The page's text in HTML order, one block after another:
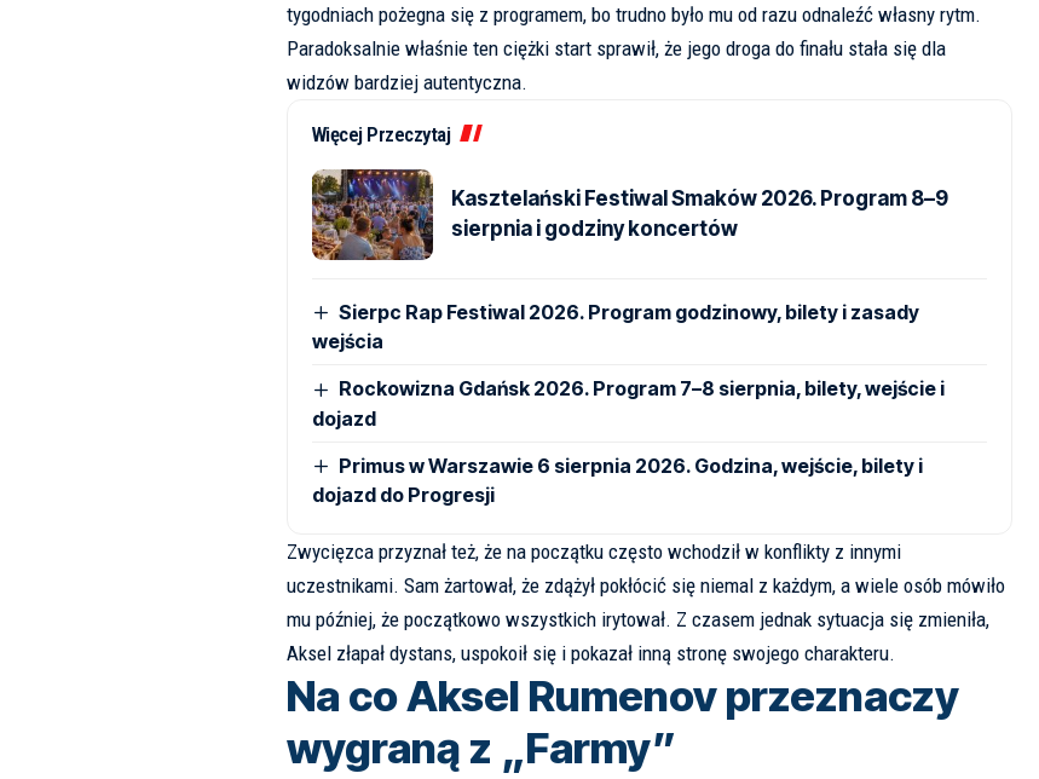
tygodniach pożegna się z programem, bo trudno było mu od razu odnaleźć własny rytm.
Paradoksalnie właśnie ten ciężki start sprawił, że jego droga do finału stała się dla
widzów bardziej autentyczna.
Więcej Przeczytaj
Kasztelański Festiwal Smaków 2026. Program 8–9
sierpnia i godziny koncertów
Sierpc Rap Festiwal 2026. Program godzinowy, bilety i zasady
wejścia
Rockowizna Gdańsk 2026. Program 7–8 sierpnia, bilety, wejście i
dojazd
Primus w Warszawie 6 sierpnia 2026. Godzina, wejście, bilety i
dojazd do Progresji
Zwycięzca przyznał też, że na początku często wchodził w konflikty z innymi
uczestnikami. Sam żartował, że zdążył pokłócić się niemal z każdym, a wiele osób mówiło
mu później, że początkowo wszystkich irytował. Z czasem jednak sytuacja się zmieniła,
Aksel złapał dystans, uspokoił się i pokazał inną stronę swojego charakteru.
Na co Aksel Rumenov przeznaczy
wygraną z „Farmy”